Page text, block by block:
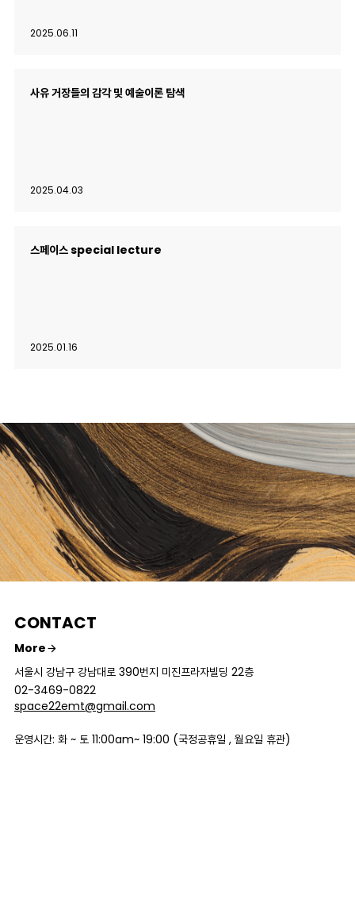
2025.06.11
사유 거장들의 감각 및 예술이론 탐색
2025.04.03
스페이스 special lecture
2025.01.16
CONTACT
More
서울시 강남구 강남대로 390번지 미진프라자빌딩 22층
02-3469-0822
space22emt@gmail.com
운영시간: 화 ~ 토 11:00am~ 19:00 (국정공휴일 , 월요일 휴관)